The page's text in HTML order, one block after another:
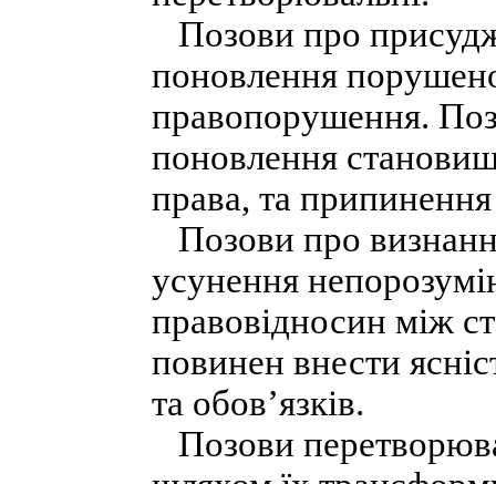
Позови про
поновлення
правопорушення.
поновлення
права, та
Позови про
усунення
правовідносин між
повинен внести
та обов’язків.
Позови